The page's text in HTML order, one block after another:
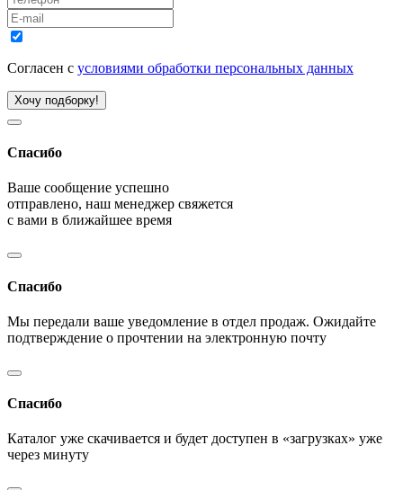
Согласен с условиями обработки персональных данных
Хочу подборку!
Спасибо
Ваше сообщение успешно
отправлено, наш менеджер свяжется
с вами в ближайшее время
Спасибо
Мы передали ваше уведомление в отдел продаж. Ожидайте
подтверждение о прочтении на электронную почту
Спасибо
Каталог уже скачивается и будет доступен в «загрузках» уже
через минуту